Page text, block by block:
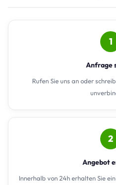
1
Anfrage
Rufen Sie uns an oder
2
Angebot
Innerhalb von 24h erhalten Sie